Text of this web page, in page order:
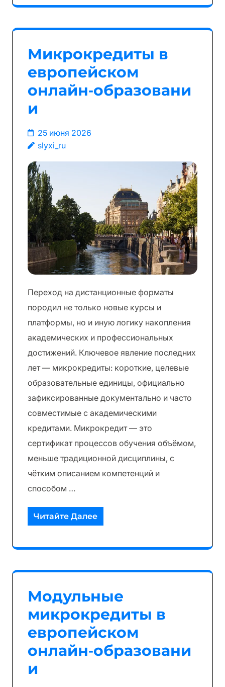
Микрокредиты в
европейском
онлайн‑образовани
и
25 июня 2026
slyxi_ru
Переход на дистанционные форматы
породил не только новые курсы и
платформы, но и иную логику накопления
академических и профессиональных
достижений. Ключевое явление последних
лет — микрокредиты: короткие, целевые
образовательные единицы, официально
зафиксированные документально и часто
совместимые с академическими
кредитами. Микрокредит — это
сертификат процессов обучения объёмом,
меньше традиционной дисциплины, с
чётким описанием компетенций и
способом …
Читайте Далее
Модульные
микрокредиты в
европейском
онлайн‑образовани
и